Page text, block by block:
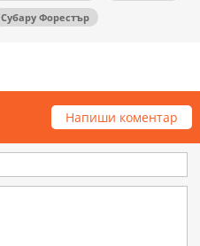
Субару Форестър
Напиши коментар